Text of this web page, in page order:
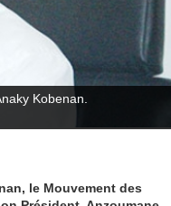
Kobenan.
le Mouvement des